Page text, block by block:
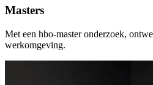
Masters
Met een hbo-master onderzoek,
werkomgeving.